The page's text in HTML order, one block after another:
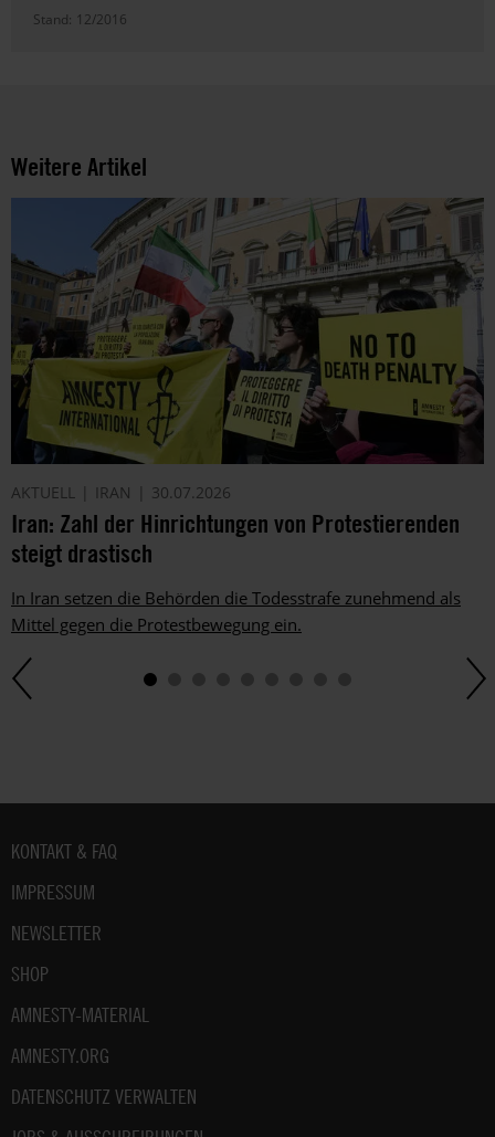
Stand: 12/2016
Weitere Artikel
AKTUELL IRAN 30.07.2026
Iran: Zahl der Hinrichtungen von Protestierenden
steigt drastisch
In Iran setzen die Behörden die Todesstrafe zunehmend als
Mittel gegen die Protestbewegung ein.
Fußbereich
KONTAKT & FAQ
IMPRESSUM
NEWSLETTER
SHOP
AMNESTY-MATERIAL
AMNESTY.ORG
DATENSCHUTZ VERWALTEN